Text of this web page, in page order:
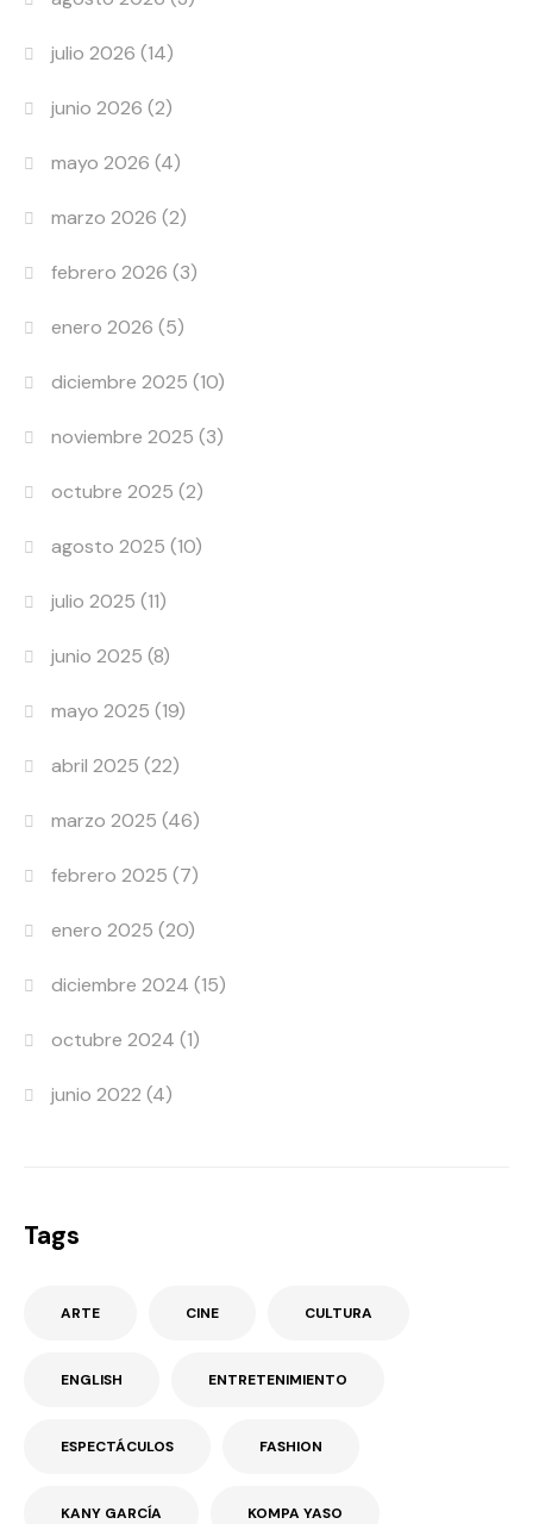
julio 2026 (14)
junio 2026 (2)
mayo 2026 (4)
marzo 2026 (2)
febrero 2026 (3)
enero 2026 (5)
diciembre 2025 (10)
noviembre 2025 (3)
octubre 2025 (2)
agosto 2025 (10)
julio 2025 (11)
junio 2025 (8)
mayo 2025 (19)
abril 2025 (22)
marzo 2025 (46)
febrero 2025 (7)
enero 2025 (20)
diciembre 2024 (15)
octubre 2024 (1)
junio 2022 (4)
Tags
ARTE CINE CULTURA
ENGLISH ENTRETENIMIENTO
ESPECTÁCULOS FASHION
KANY GARCÍA KOMPA YASO